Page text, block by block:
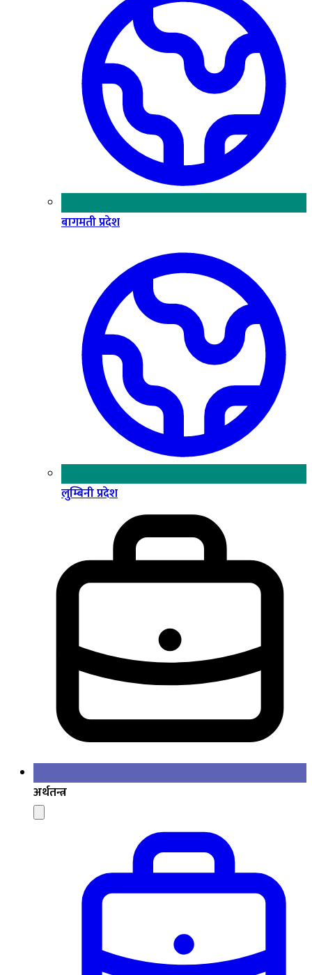
बागमती प्रदेश
लुम्बिनी प्रदेश
अर्थतन्त्र